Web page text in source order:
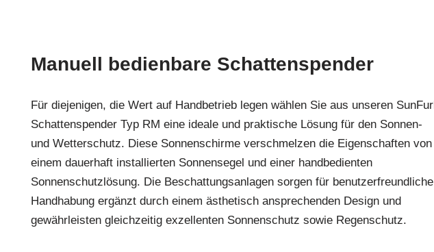
Manuell bedienbare Schattenspender
Für diejenigen, die Wert auf Handbetrieb legen wählen Sie aus unseren SunFurl
Schattenspender Typ RM eine ideale und praktische Lösung für den Sonnen-
und Wetterschutz. Diese Sonnenschirme verschmelzen die Eigenschaften von
einem dauerhaft installierten Sonnensegel und einer handbedienten
Sonnenschutzlösung. Die Beschattungsanlagen sorgen für benutzerfreundliche
Handhabung ergänzt durch einem ästhetisch ansprechenden Design und
gewährleisten gleichzeitig exzellenten Sonnenschutz sowie Regenschutz.